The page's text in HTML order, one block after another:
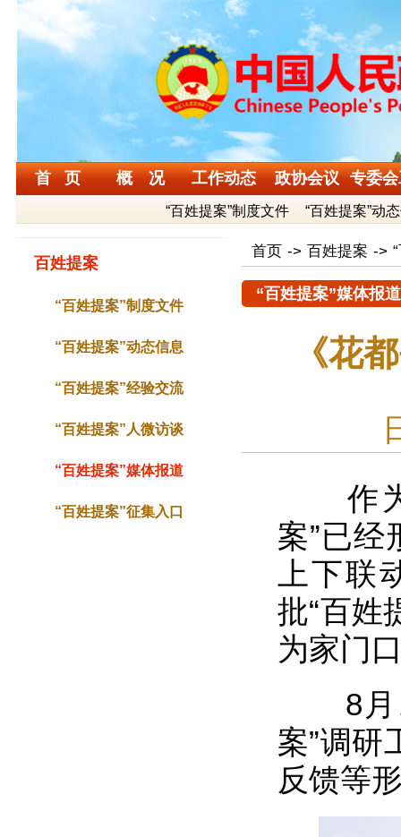
首 页 概 况 工作动态 政协会议 专委
“百姓提案”制度文件 “百姓提案”动
百姓提案
“百姓提案”制度文件
“百姓提案”动态信息
“百姓提案”经验交流
“百姓提案”人微访谈
“百姓提案”媒体报道
“百姓提案”征集入口
首页 -> 百姓提案 ->
“百姓提案”媒体报道
《花
作为
案”已经
上下联
批“百姓
为家门
8月14
案”调研
反馈等